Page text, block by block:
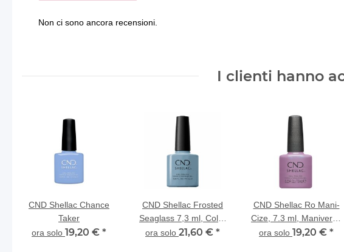
Non ci sono ancora recensioni.
I clienti hanno
CND Shellac Chance
Taker
ora solo 19,20 € *
CND Shellac Frosted
Seaglass 7,3 ml, Color
World
ora solo 21,60 € *
CND Shellac Ro Mani-
Cize, 7.3 ml, Maniverse
Collection
ora solo 19,20 € *